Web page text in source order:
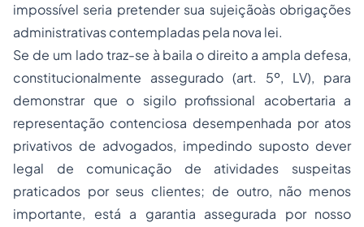
impossível seria pretender sua sujeiçãoàs obrigações
administrativas contempladas pela nova lei.
Se de um lado traz-se à baila o direito a ampla defesa,
constitucionalmente assegurado (art. 5º, LV), para
demonstrar que o sigilo profissional acobertaria a
representação contenciosa desempenhada por atos
privativos de advogados, impedindo suposto dever
legal de comunicação de atividades suspeitas
praticados por seus clientes; de outro, não menos
importante, está a garantia assegurada por nosso